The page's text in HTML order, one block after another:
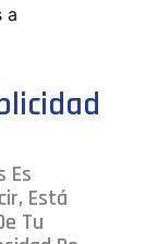
a
Es
Está
Tu